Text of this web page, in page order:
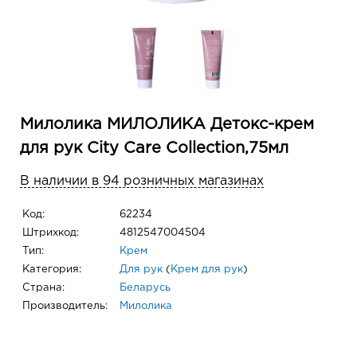
Милолика МИЛОЛИКА Детокс-крем
для рук City Care Collection,75мл
В наличии в 94 розничных магазинах
Код: 62234
Штрихкод: 4812547004504
Тип: Крем
Категория: Для рук ( Крем для рук)
Страна: Беларусь
Производитель: Милолика